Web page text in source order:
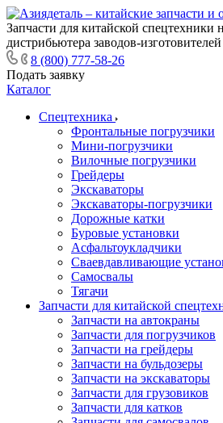
Запчасти для китайской спецтехники
дистрибьютера заводов-изготовителей
8 (800) 777-58-26
Подать заявку
Каталог
Спецтехника
Фронтальные погрузчики
Мини-погрузчики
Вилочные погрузчики
Грейдеры
Экскаваторы
Экскаваторы-погрузчики
Дорожные катки
Буровые установки
Асфальтоукладчики
Сваевдавливающие
Самосвалы
Тягачи
Запчасти для китайской
Запчасти на автокраны
Запчасти для погрузчиков
Запчасти на грейдеры
Запчасти на бульдозеры
Запчасти на экскаваторы
Запчасти для грузовиков
Запчасти для катков